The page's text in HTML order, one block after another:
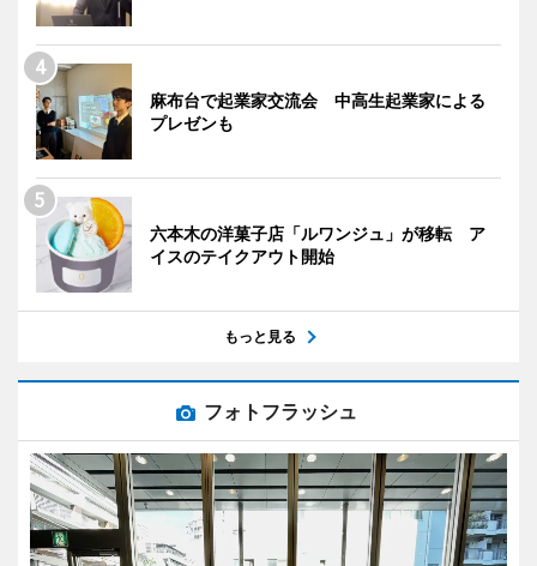
麻布台で起業家交流会 中高生起業家による
プレゼンも
六本木の洋菓子店「ルワンジュ」が移転 ア
イスのテイクアウト開始
もっと見る
フォトフラッシュ